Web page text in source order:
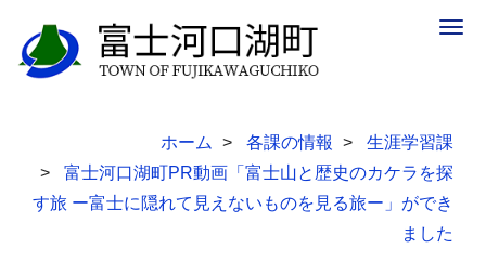
ホーム 各課の情報
生涯学習課
富士河口湖町PR動画「富士山と歴史のカケラを探
す旅 ー富士に隠れて見えないものを見る旅ー」ができ
ました